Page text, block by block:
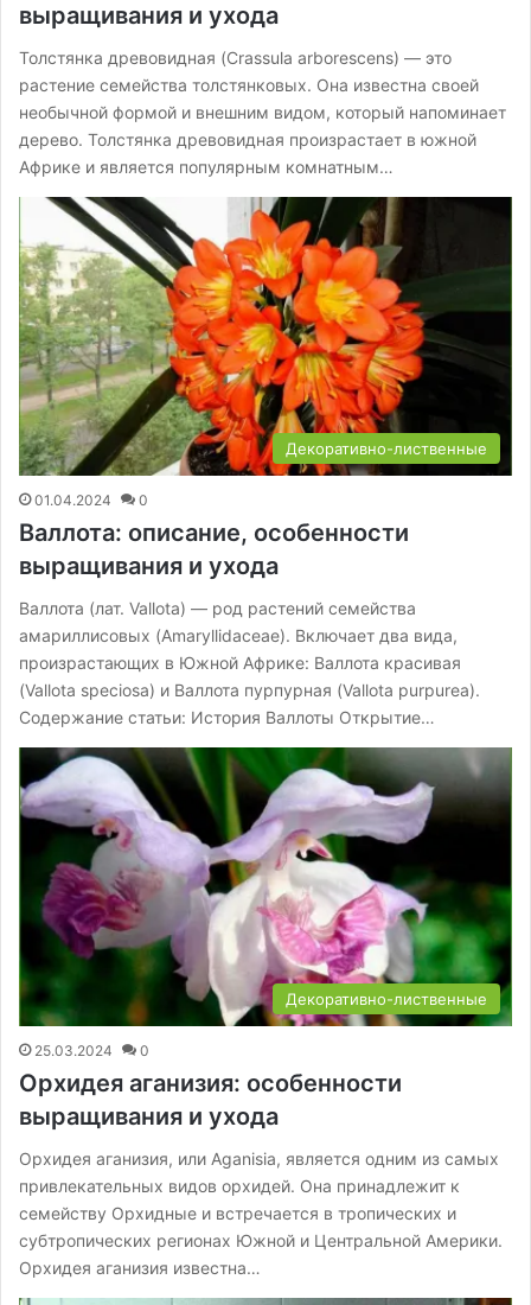
выращивания и ухода
Толстянка древовидная (Crassula arborescens) — это
растение семейства толстянковых. Она известна своей
необычной формой и внешним видом, который напоминает
дерево. Толстянка древовидная произрастает в южной
Африке и является популярным комнатным…
Декоративно-лиственные
01.04.2024 0
Валлота: описание, особенности
выращивания и ухода
Валлота (лат. Vallota) — род растений семейства
амариллисовых (Amaryllidaceae). Включает два вида,
произрастающих в Южной Африке: Валлота красивая
(Vallota speciosa) и Валлота пурпурная (Vallota purpurea).
Содержание статьи: История Валлоты Открытие…
Декоративно-лиственные
25.03.2024 0
Орхидея аганизия: особенности
выращивания и ухода
Орхидея аганизия, или Aganisia, является одним из самых
привлекательных видов орхидей. Она принадлежит к
семейству Орхидные и встречается в тропических и
субтропических регионах Южной и Центральной Америки.
Орхидея аганизия известна…